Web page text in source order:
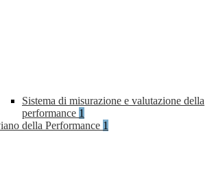
Sistema di misurazione e valutazione della
performance 1
della Performance 1